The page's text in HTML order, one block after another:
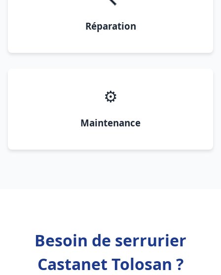
Réparation
⚙️
Maintenance
Besoin de serrurier
Castanet Tolosan ?